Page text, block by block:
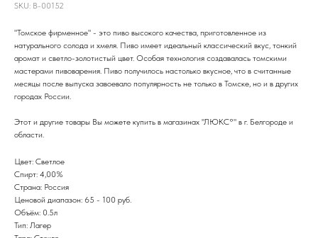
SKU: B-00152
"Томское фирменное" - это пиво высокого качества, приготовленное из
натурального солода и хмеля. Пиво имеет идеальный классический вкус, тонкий
аромат и светло-золотистый цвет. Особая технология создавалась томскими
мастерами пивоварения. Пиво получилось настолько вкусное, что в считанные
месяцы после выпуска завоевало популярность не только в Томске, но и в других
городах России.
Этот и другие товары Вы можете купить в магазинах "ЛЮКС°" в г. Белгороде и
области.
Цвет: Светлое
Спирт: 4,00%
Страна: Россия
Ценовой диапазон: 65 - 100 руб.
Объём: 0.5л
Тип: Лагер